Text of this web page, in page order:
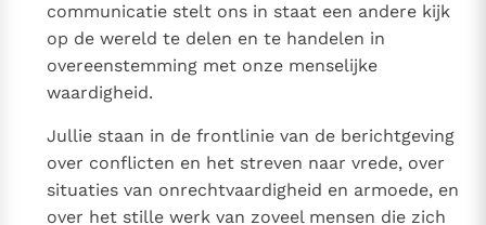
communicatie stelt ons in staat een andere kijk
op de wereld te delen en te handelen in
overeenstemming met onze menselijke
waardigheid.
Jullie staan in de frontlinie van de berichtgeving
over conflicten en het streven naar vrede, over
situaties van onrechtvaardigheid en armoede, en
over het stille werk van zoveel mensen die zich